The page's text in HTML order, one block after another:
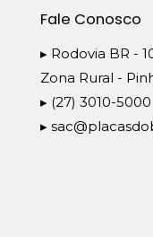
Fale Conosco
▸ Rodovia BR -
Zona Rural -
▸ (27) 3010-5000
▸